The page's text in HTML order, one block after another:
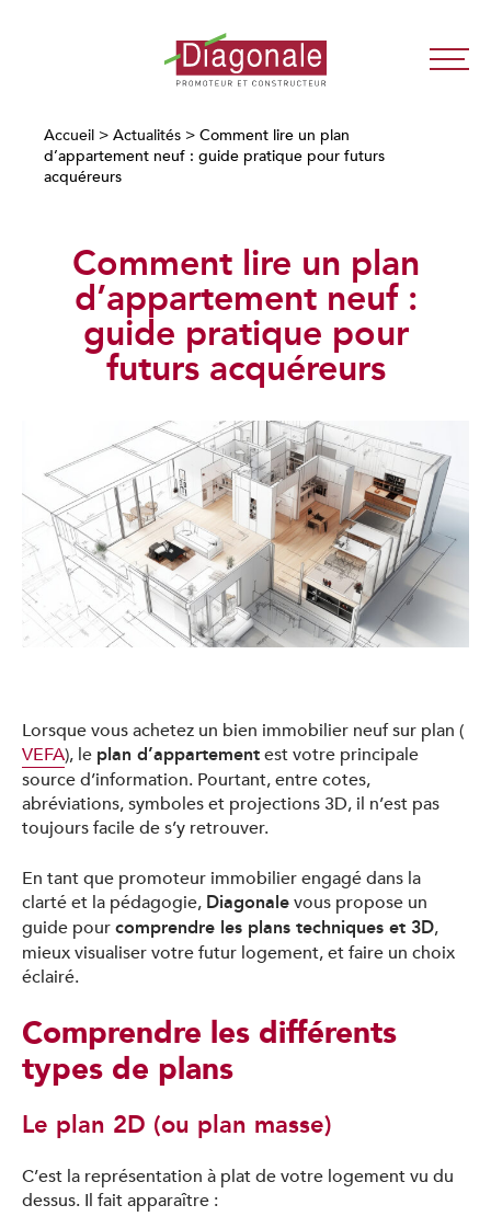
Diagonale
Promoteur
Immobilier
Paris
Accueil > Actualités > Comment lire un plan
d’appartement neuf : guide pratique pour futurs
acquéreurs
Comment lire un plan
d’appartement neuf :
guide pratique pour
futurs acquéreurs
Lorsque vous achetez un bien immobilier neuf sur plan (
VEFA), le plan d’appartementest votre principale
source d’information. Pourtant, entre cotes,
abréviations, symboles et projections 3D, il n’est pas
toujours facile de s’y retrouver.
En tant que promoteur immobilier engagé dans la
clarté et la pédagogie, Diagonalevous propose un
guide pourcomprendre les plans techniques et 3D,
mieux visualiser votre futur logement, et faire un choix
éclairé.
Comprendre les différents
types de plans
Le plan 2D (ou plan masse)
C’est la représentation à plat de votre logement vu du
dessus. Il fait apparaître :